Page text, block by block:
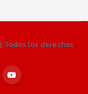
Todos los derechos